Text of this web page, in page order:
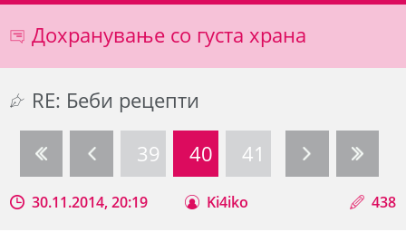
Дохранување со густа храна
RE: Беби рецепти
39
40 41
30.11.2014, 20:19 Ki4iko 438